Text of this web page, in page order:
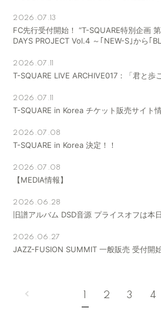
会員登録 ログイン
2026.07.13
FC先行受付開始！ “T-SQUARE特別企画
DAYS PROJECT Vol.4 ～｢NEW-S｣から｢
2026.07.11
T-SQUARE LIVE ARCHIVE017：「君と歩
2026.07.11
T-SQUARE in Korea チケット販売サイト情
2026.07.08
T-SQUARE in Korea 決定！！
2026.07.08
【MEDIA情報】
2026.06.28
旧譜アルバム DSD音源 プライスオフは本
2026.06.27
JAZZ-FUSION SUMMIT 一般販売 受付開始
2 3 4